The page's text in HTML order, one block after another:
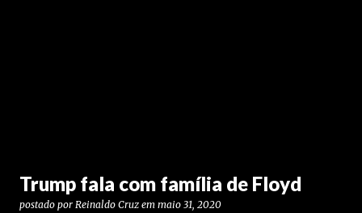
Trump fala com família de Floyd
postado por Reinaldo Cruz em maio 31, 2020